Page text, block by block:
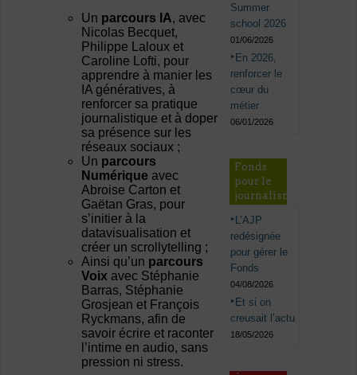
Un parcours IA, avec
Nicolas Becquet,
Philippe Laloux et
Caroline Lofti, pour
apprendre à manier les
IA génératives, à
renforcer sa pratique
journalistique et à doper
sa présence sur les
réseaux sociaux ;
Un parcours
Numérique avec
Abroise Carton et
Gaëtan Gras, pour
s’initier à la
datavisualisation et
créer un scrollytelling ;
Ainsi qu’un parcours
Voix avec Stéphanie
Barras, Stéphanie
Grosjean et François
Ryckmans, afin de
savoir écrire et raconter
l’intime en audio, sans
pression ni stress.
Summer
school 2026
01/06/2026
En 2026,
renforcer le
cœur du
métier
06/01/2026
Fonds
pour le
journalisme
L’AJP
redésignée
pour gérer le
Fonds
04/08/2026
Et si on
creusait l’actu
18/05/2026